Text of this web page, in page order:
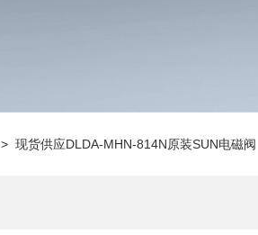
> 现货供应DLDA-MHN-814N原装SUN电磁阀